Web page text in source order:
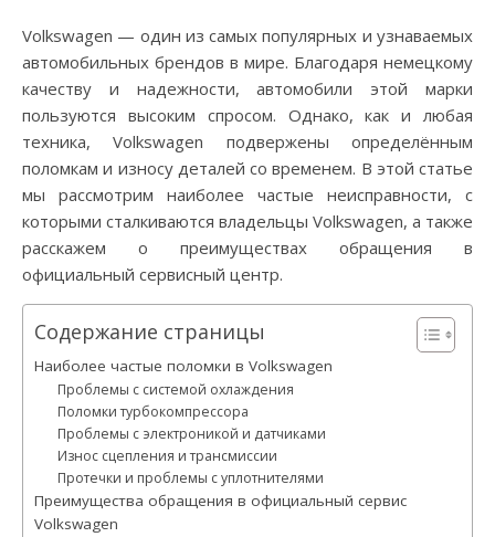
Volkswagen — один из самых популярных и узнаваемых
автомобильных брендов в мире. Благодаря немецкому
качеству и надежности, автомобили этой марки
пользуются высоким спросом. Однако, как и любая
техника, Volkswagen подвержены определённым
поломкам и износу деталей со временем. В этой статье
мы рассмотрим наиболее частые неисправности, с
которыми сталкиваются владельцы Volkswagen, а также
расскажем о преимуществах обращения в
официальный сервисный центр.
Содержание страницы
Наиболее частые поломки в Volkswagen
Проблемы с системой охлаждения
Поломки турбокомпрессора
Проблемы с электроникой и датчиками
Износ сцепления и трансмиссии
Протечки и проблемы с уплотнителями
Преимущества обращения в официальный сервис
Volkswagen